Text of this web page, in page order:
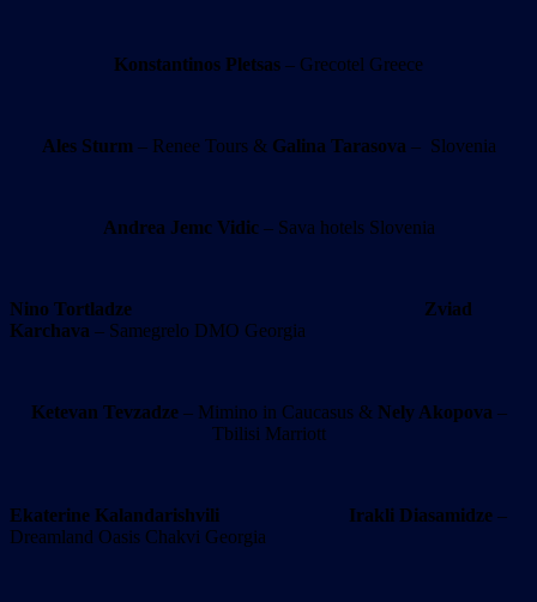
Konstantinos Pletsas – Grecotel Greece
Ales Sturm – Renee Tours & Galina Tarasova – Slovenia
Andrea Jemc Vidic– Sava hotels Slovenia
Nino Tortladze
Zviad
Karchava – Samegrelo DMO Georgia
Ketevan Tevzadze– Mimino in Caucasus & Nely Akopova –
Tbilisi Marriott
Ekaterine Kalandarishvili Irakli Diasamidze –
Dreamland Oasis Chakvi Georgia